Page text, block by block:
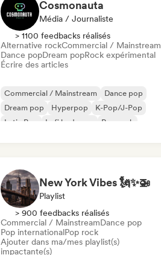
Cosmonauta
Média / Journaliste
> 1100 feedbacks réalisés
Alternative rockCommercial / Mainstream
Dance popDream popRock expérimental
Écrire des articles
Commercial / Mainstream
Dance pop
Dream pop
Hyperpop
K-Pop/J-Pop
Latin Pop
Lofi bedroom Pop rock
New York Vibes 🗽✨🚁
Playlist
> 900 feedbacks réalisés
Commercial / MainstreamDance pop
Pop internationalPop rock
Ajouter dans ma/mes playlist(s)
impactante(s)